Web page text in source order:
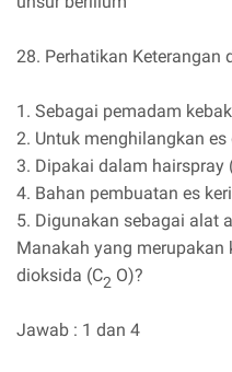
28. Perhatikan Keterangan
1. Sebagai pemadam
2. Untuk menghilangkan
3. Dipakai dalam hairspray
4. Bahan pembuatan es
5. Digunakan sebagai alat
Manakah yang merupakan
dioksida (C2 O)?
Jawab : 1 dan 4